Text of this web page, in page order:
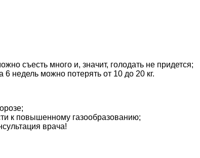
съесть много и, значит, голодать не придется;
6 недель можно потерять от 10 до 20 кг.
к повышенному газообразованию;
врача!